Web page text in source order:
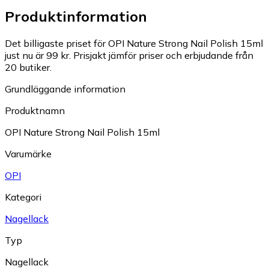
Produktinformation
Det billigaste priset för OPI Nature Strong Nail Polish 15ml
just nu är 99 kr. Prisjakt jämför priser och erbjudande från
20 butiker.
Grundläggande information
Produktnamn
OPI Nature Strong Nail Polish 15ml
Varumärke
OPI
Kategori
Nagellack
Typ
Nagellack